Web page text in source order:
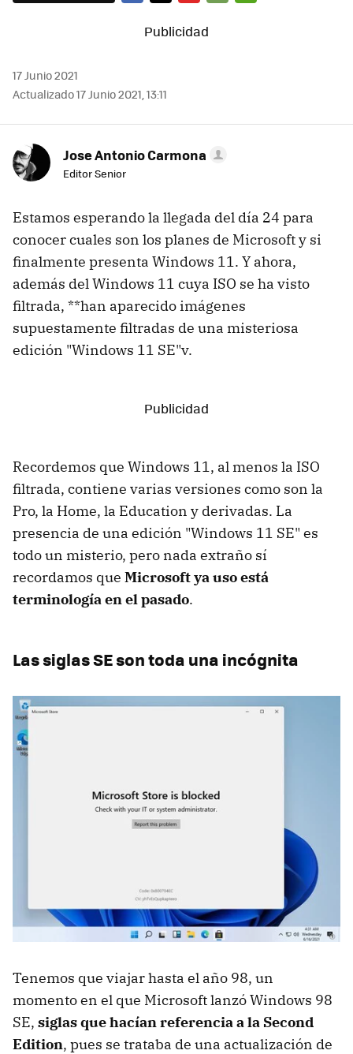
MAIL
17 Junio 2021
Actualizado 17 Junio 2021, 13:11
Jose Antonio Carmona
Editor Senior
Estamos esperando la llegada del día 24 para
conocer cuales son los planes de Microsoft y si
finalmente presenta Windows 11. Y ahora,
además del Windows 11 cuya ISO se ha visto
filtrada, **han aparecido imágenes
supuestamente filtradas de una misteriosa
edición "Windows 11 SE"v.
Recordemos que Windows 11, al menos la ISO
filtrada, contiene varias versiones como son la
Pro, la Home, la Education y derivadas. La
presencia de una edición "Windows 11 SE" es
todo un misterio, pero nada extraño sí
recordamos que Microsoft ya uso está
terminología en el pasado.
Las siglas SE son toda una incógnita
Tenemos que viajar hasta el año 98, un
momento en el que Microsoft lanzó Windows 98
SE, siglas que hacían referencia a la Second
Edition, pues se trataba de una actualización de